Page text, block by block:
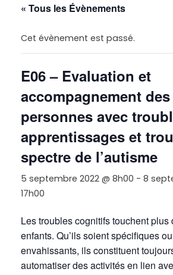
« Tous les Évènements
Cet évènement est passé.
E06 – Evaluation et
accompagnement des
personnes avec
apprentissages et
spectre de l’autisme
5 septembre 2022 @ 8h00 - 8
17h00
Les troubles cognitifs touchent plus
enfants. Qu’ils soient spécifiques
envahissants, ils constituent
automatiser des activités en lien